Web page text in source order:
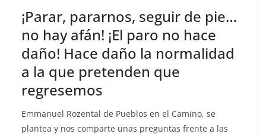
¡Parar, pararnos, seguir de pie…
no hay afán! ¡El paro no hace
daño! Hace daño la normalidad
a la que pretenden que
regresemos
Emmanuel Rozental de Pueblos en el Camino, se
plantea y nos comparte unas preguntas frente a las